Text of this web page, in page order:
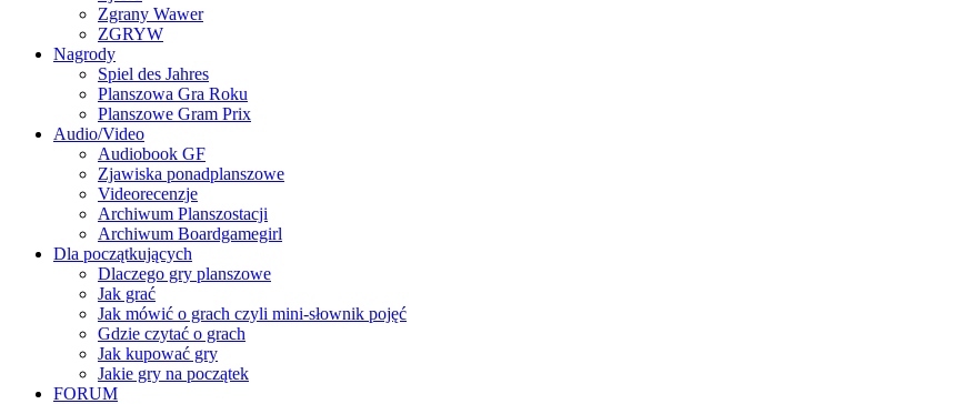
Zgrany Wawer
ZGRYW
Nagrody
Spiel des Jahres
Planszowa Gra Roku
Planszowe Gram Prix
Audio/Video
Audiobook GF
Zjawiska ponadplanszowe
Videorecenzje
Archiwum Planszostacji
Archiwum Boardgamegirl
Dla początkujących
Dlaczego gry planszowe
Jak grać
Jak mówić o grach czyli mini-słownik pojęć
Gdzie czytać o grach
Jak kupować gry
Jakie gry na początek
FORUM